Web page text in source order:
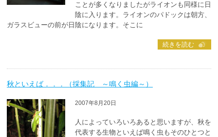
ことが多くなりましたがライオンも同様に日
陰に入ります。ライオンのパドックは朝方、
ガラスビューの前が日陰になります。そこに
続きを読む
秋といえば．．．（採集記 ～鳴く虫編～）
2007年8月20日
人によっていろいろあると思いますが、秋を
代表する生物といえば鳴く虫もそのひとつと